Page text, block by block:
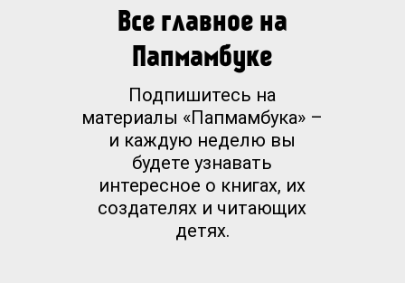
Все главное на
Папмамбуке
Подпишитесь на
материалы «Папмамбука» –
и каждую неделю вы
будете узнавать
интересное о книгах, их
создателях и читающих
детях.